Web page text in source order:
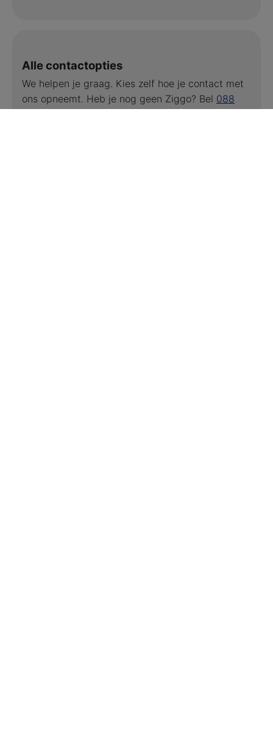
Alle contactopties
We helpen je graag. Kies zelf hoe je contact met
ons opneemt. Heb je nog geen Ziggo? Bel 088